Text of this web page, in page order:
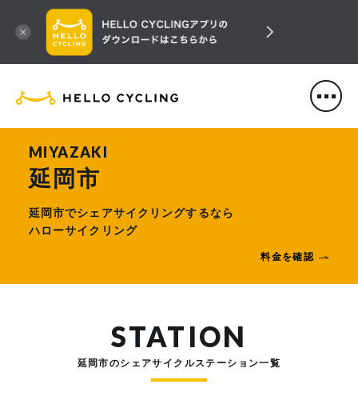
HELLO CYCLING（ハローサ
MIYAZAKI
延岡市
延岡市でシェアサイクリングするなら
ハローサイクリング
料金を確認
STATION
延岡市のシェアサイクルステーション一覧